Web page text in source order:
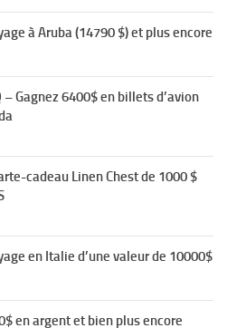
à Aruba (14790 $) et plus encore
– Gagnez 6400$ en billets d’avion
cadeau Linen Chest de 1000 $
en Italie d’une valeur de 10000$
en argent et bien plus encore